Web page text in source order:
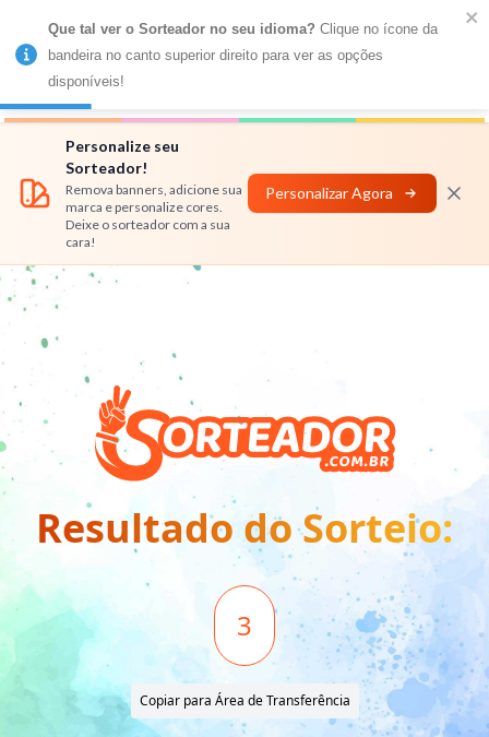
MENU
Números
Personalize seu
Sorteador!
Remova banners, adicione sua
marca e personalize cores.
Deixe o sorteador com a sua
cara!
Personalizar Agora
Resultado do Sorteio:
3
Copiar para Área de Transferência
Que tal ver o Sorteador no seu idioma? Clique no ícone da
bandeira no canto superior direito para ver as opções
disponíveis!